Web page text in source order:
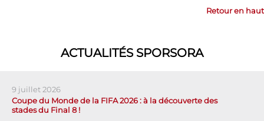
Retour en haut
ACTUALITÉS SPORSORA
9 juillet 2026
Coupe du Monde de la FIFA 2026 : à la découverte des
stades du Final 8 !